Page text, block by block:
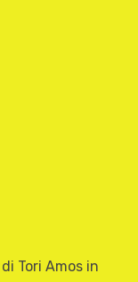
Tori Amos in